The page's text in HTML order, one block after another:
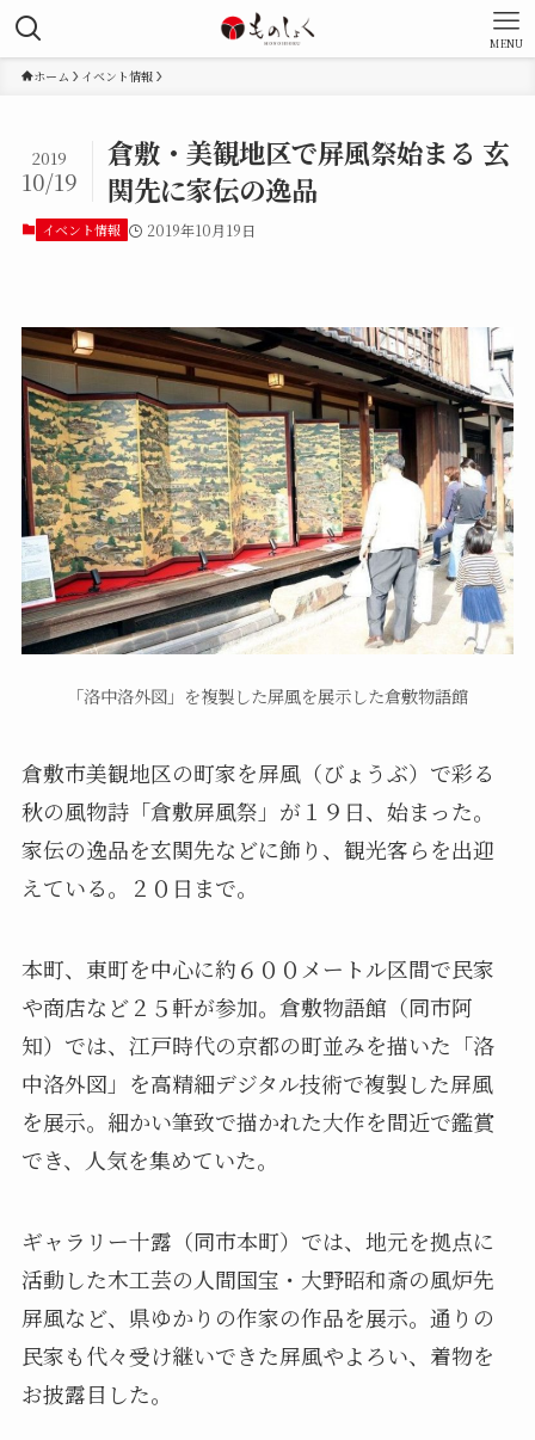
MENU
ホーム イベント情報
倉敷・美観地区で屏風祭始まる 玄
関先に家伝の逸品
2019
10/19
イベント情報 2019年10月19日
「洛中洛外図」を複製した屏風を展示した倉敷物語館
倉敷市美観地区の町家を屏風（びょうぶ）で彩る
秋の風物詩「倉敷屏風祭」が１９日、始まった。
家伝の逸品を玄関先などに飾り、観光客らを出迎
えている。２０日まで。
本町、東町を中心に約６００メートル区間で民家
や商店など２５軒が参加。倉敷物語館（同市阿
知）では、江戸時代の京都の町並みを描いた「洛
中洛外図」を高精細デジタル技術で複製した屏風
を展示。細かい筆致で描かれた大作を間近で鑑賞
でき、人気を集めていた。
ギャラリー十露（同市本町）では、地元を拠点に
活動した木工芸の人間国宝・大野昭和斎の風炉先
屏風など、県ゆかりの作家の作品を展示。通りの
民家も代々受け継いできた屏風やよろい、着物を
お披露目した。